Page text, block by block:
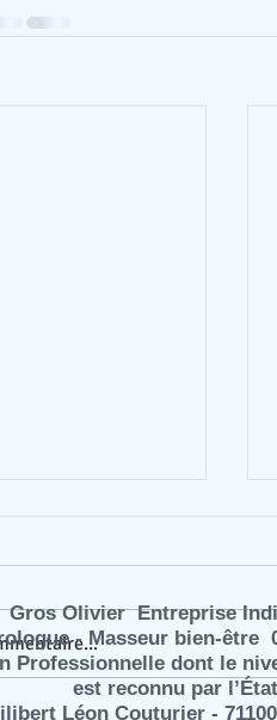
Olivier Entreprise
- Masseur bien-être
Professionnelle dont le
est reconnu par l’État
Léon Couturier -